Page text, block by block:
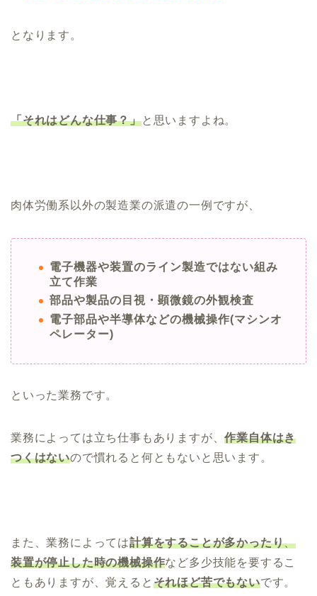
となります。
「それはどんな仕事？」と思いますよね。
肉体労働系以外の製造業の派遣の一例ですが、
電子機器や装置のライン製造ではない組み
立て作業
部品や製品の目視・顕微鏡の外観検査
電子部品や半導体などの機械操作(マシンオ
ペレーター)
といった業務です。
業務によっては立ち仕事もありますが、作業自体はき
つくはないので慣れると何ともないと思います。
また、業務によっては計算をすることが多かったり、
装置が停止した時の機械操作など多少技能を要するこ
ともありますが、覚えると それほど苦でもないです。